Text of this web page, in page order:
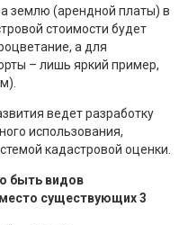
землю (арендной платы) в
стоимости будет
а для
– лишь яркий пример,
ведет разработку
использования,
кадастровой оценки.
быть видов
существующих 3